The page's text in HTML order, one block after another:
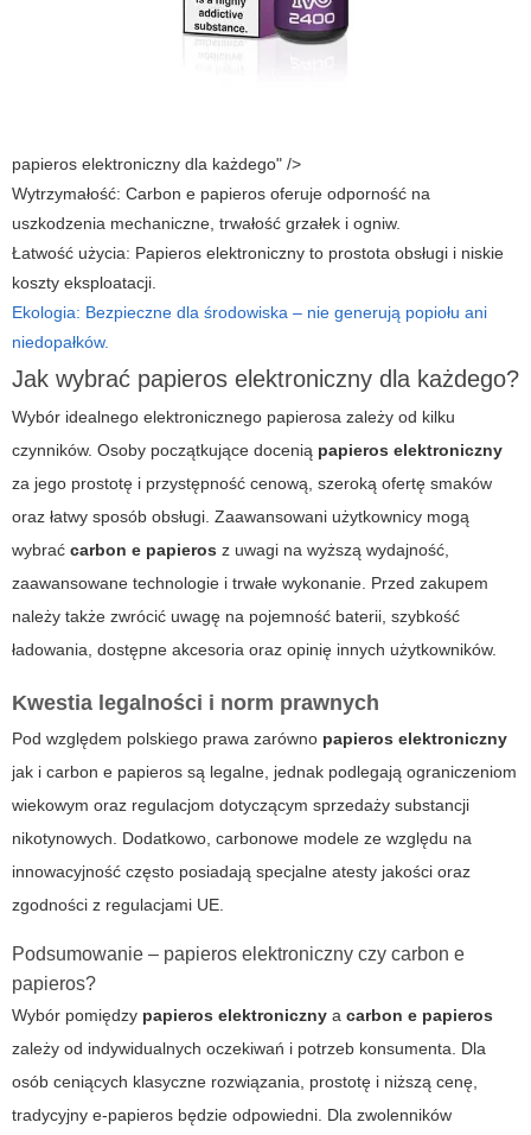
papieros elektroniczny dla każdego" />
Wytrzymałość: Carbon e papieros oferuje odporność na
uszkodzenia mechaniczne, trwałość grzałek i ogniw.
Łatwość użycia: Papieros elektroniczny to prostota obsługi i niskie
koszty eksploatacji.
Ekologia: Bezpieczne dla środowiska – nie generują popiołu ani
niedopałków.
Jak wybrać papieros elektroniczny dla każdego?
Wybór idealnego elektronicznego papierosa zależy od kilku
czynników. Osoby początkujące docenią papieros elektroniczny
za jego prostotę i przystępność cenową, szeroką ofertę smaków
oraz łatwy sposób obsługi. Zaawansowani użytkownicy mogą
wybrać carbon e papieros z uwagi na wyższą wydajność,
zaawansowane technologie i trwałe wykonanie. Przed zakupem
należy także zwrócić uwagę na pojemność baterii, szybkość
ładowania, dostępne akcesoria oraz opinię innych użytkowników.
Kwestia legalności i norm prawnych
Pod względem polskiego prawa zarówno papieros elektroniczny
jak i carbon e papieros są legalne, jednak podlegają ograniczeniom
wiekowym oraz regulacjom dotyczącym sprzedaży substancji
nikotynowych. Dodatkowo, carbonowe modele ze względu na
innowacyjność często posiadają specjalne atesty jakości oraz
zgodności z regulacjami UE.
Podsumowanie – papieros elektroniczny czy carbon e
papieros?
Wybór pomiędzy papieros elektroniczny a carbon e papieros
zależy od indywidualnych oczekiwań i potrzeb konsumenta. Dla
osób ceniących klasyczne rozwiązania, prostotę i niższą cenę,
tradycyjny e-papieros będzie odpowiedni. Dla zwolenników